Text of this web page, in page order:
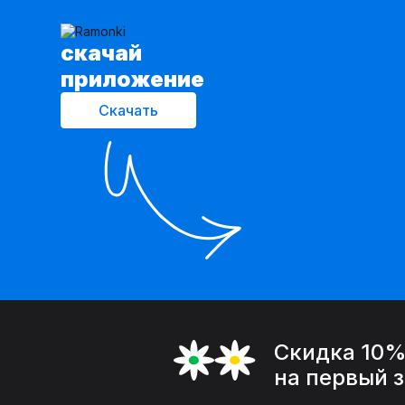
cкачай
приложение
Скачать
Скидка 10%
на первый